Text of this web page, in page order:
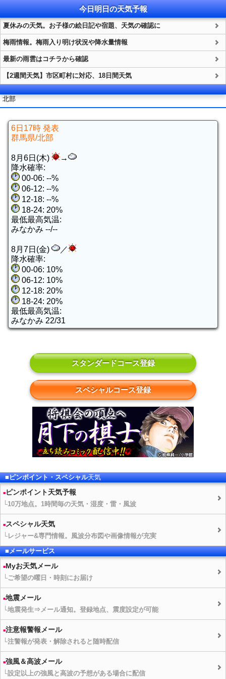
今日明日の天気予報
夏休みの天気。お子様の絵日記や宿題、天気の確認に
梅雨情報。梅雨入り明け状況や降水量情報
最新の雨雲はコチラから確認
【2週間天気】市区町村に対応、18日間天気
北部
6日17時 発表
群馬県/北部
8月6日(木)
→
降水確率:
00-06: --%
06-12: --%
12-18: --%
18-24: 20%
最低最高気温:
みなかみ --/--
8月7日(金)
／
降水確率:
00-06: 10%
06-12: 10%
12-18: 20%
18-24: 20%
最低最高気温:
みなかみ 22/31
スタンダードコース登録
スペシャルコース登録
■ピンポイント・スペシャル天気
ピンポイント天気予報
└10万地点。1時間毎の天気 ・湿度・雷・風波
スペシャル天気
└レジャー&専門情報。風波分布図や画像情報が充実
■メールサービス
Myお天気メール
└ご希望の曜日・時刻にお届け
地震メール
└地震発生⇒メール通知。登録地点、震度設定が可能
注意報警報メール
└注警報が発表・解除されると随時配信
強風＆高波メール
└設定以上の強風と高波の予想がある場合に配信